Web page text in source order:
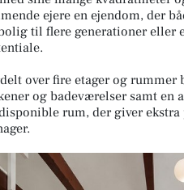
ejere en ejendom, der
til flere generationer eller
over fire etager og rummer
og badeværelser samt en
rum, der giver